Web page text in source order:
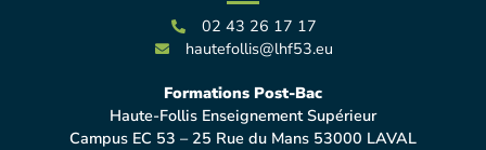
02 43 26 17 17
hautefollis@lhf53.eu
Formations Post-Bac
Haute-Follis Enseignement Supérieur
Campus EC 53 – 25 Rue du Mans 53000 LAVAL